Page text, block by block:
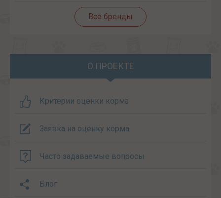
Все бренды
О ПРОЕКТЕ
Критерии оценки корма
Заявка на оценку корма
Часто задаваемые вопросы
Блог